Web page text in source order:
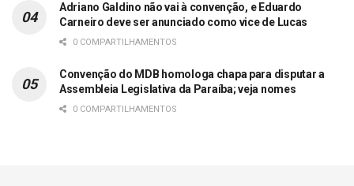
Adriano Galdino não vai à convenção, e Eduardo
Carneiro deve ser anunciado como vice de Lucas
0 COMPARTILHAMENTOS
Convenção do MDB homologa chapa para disputar a
Assembleia Legislativa da Paraíba; veja nomes
0 COMPARTILHAMENTOS